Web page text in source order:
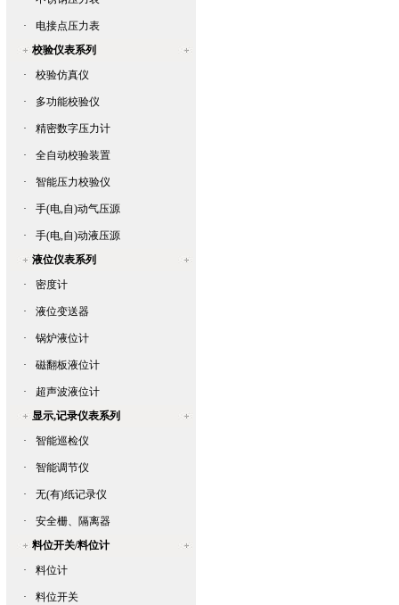
·
电接点压力表
校验仪表系列
·
校验仿真仪
· 多功能校验仪
· 精密数字压力计
· 全自动校验装置
· 智能压力校验仪
· 手(电,自)动气压源
·
手(电,自)动液压源
液位仪表系列
·
密度计
· 液位变送器
· 锅炉液位计
· 磁翻板液位计
·
超声波液位计
显示,记录仪表系列
·
智能巡检仪
· 智能调节仪
· 无(有)纸记录仪
·
安全栅、隔离器
料位开关/料位计
·
料位计
· 料位开关